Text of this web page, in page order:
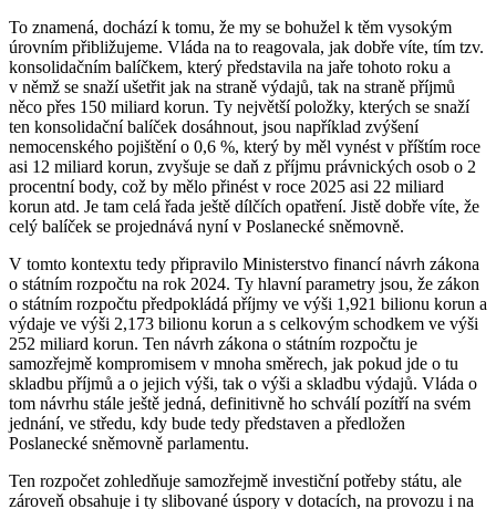
To znamená, dochází k tomu, že my se bohužel k těm vysokým
úrovním přibližujeme. Vláda na to reagovala, jak dobře víte, tím tzv.
konsolidačním balíčkem, který představila na jaře tohoto roku a
v němž se snaží ušetřit jak na straně výdajů, tak na straně příjmů
něco přes 150 miliard korun. Ty největší položky, kterých se snaží
ten konsolidační balíček dosáhnout, jsou například zvýšení
nemocenského pojištění o 0,6 %, který by měl vynést v příštím roce
asi 12 miliard korun, zvyšuje se daň z příjmu právnických osob o 2
procentní body, což by mělo přinést v roce 2025 asi 22 miliard
korun atd. Je tam celá řada ještě dílčích opatření. Jistě dobře víte, že
celý balíček se projednává nyní v Poslanecké sněmovně.
V tomto kontextu tedy připravilo Ministerstvo financí návrh zákona
o státním rozpočtu na rok 2024. Ty hlavní parametry jsou, že zákon
o státním rozpočtu předpokládá příjmy ve výši 1,921 bilionu korun a
výdaje ve výši 2,173 bilionu korun a s celkovým schodkem ve výši
252 miliard korun. Ten návrh zákona o státním rozpočtu je
samozřejmě kompromisem v mnoha směrech, jak pokud jde o tu
skladbu příjmů a o jejich výši, tak o výši a skladbu výdajů. Vláda o
tom návrhu stále ještě jedná, definitivně ho schválí pozítří na svém
jednání, ve středu, kdy bude tedy představen a předložen
Poslanecké sněmovně parlamentu.
Ten rozpočet zohledňuje samozřejmě investiční potřeby státu, ale
zároveň obsahuje i ty slibované úspory v dotacích, na provozu i na